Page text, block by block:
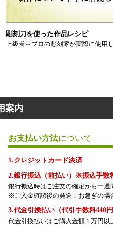
彫刻刀を使った作品レシピ
上級者～プロの彫刻家が実際に使用
案内
お支払い方法について
1.クレジットカード決済
2.銀行振込（前払い）※振込手数
銀行振込時はご注文の確定から一週
※ご入金確認後の発送：お急ぎの場
3.代金引換払い（代引手数料440円
代金引換払いはご購入金額１万円以